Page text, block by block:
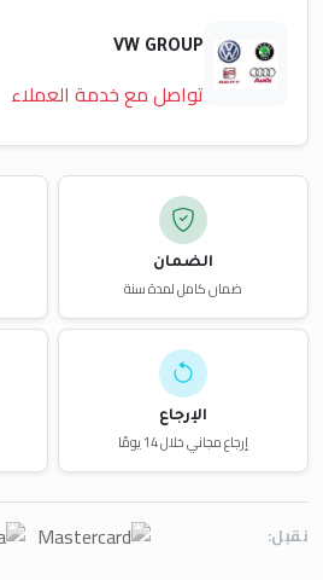
VW GROUP
تواصل مع خدمة العملاء
الضمان
ضمان كامل لمدة سنة
الإرجاع
إرجاع مجاني خلال 14 يومًا
نقبل: